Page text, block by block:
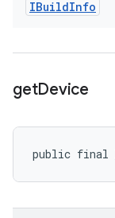
IBuildInfo
getDevice
public final